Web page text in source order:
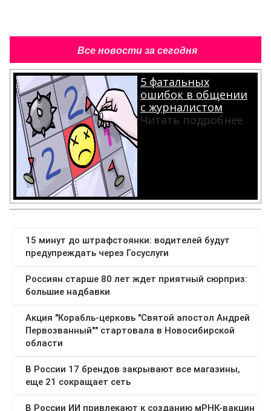
Все новости за сегодня
5 фатальных
ошибок в общении
с журналистом
Читать подробнее